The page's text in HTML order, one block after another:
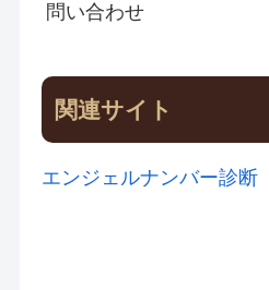
問い合わせ
関連サイト
エンジェルナンバー診断